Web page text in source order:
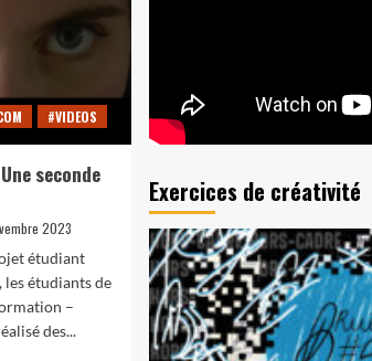
#VIDEOS
seconde
2023
étudiant
les étudiants de
–
des...
Exercices de créativité